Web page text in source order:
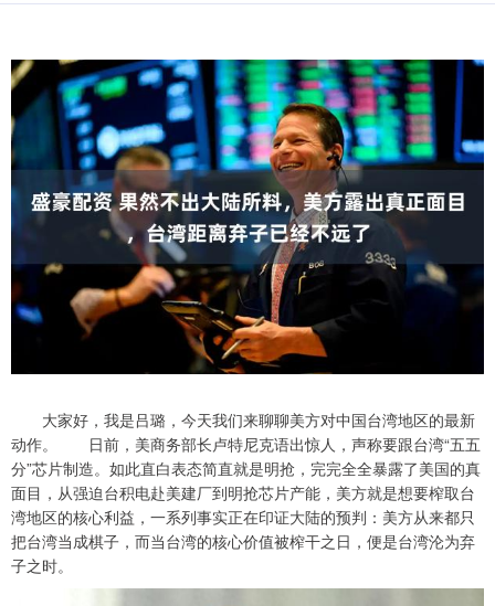
大家好，我是吕璐，今天我们来聊聊美方对中国台湾地区的最新
动作。 日前，美商务部长卢特尼克语出惊人，声称要跟台湾“五五
分”芯片制造。如此直白表态简直就是明抢，完完全全暴露了美国的真
面目，从强迫台积电赴美建厂到明抢芯片产能，美方就是想要榨取台
湾地区的核心利益，一系列事实正在印证大陆的预判：美方从来都只
把台湾当成棋子，而当台湾的核心价值被榨干之日，便是台湾沦为弃
子之时。